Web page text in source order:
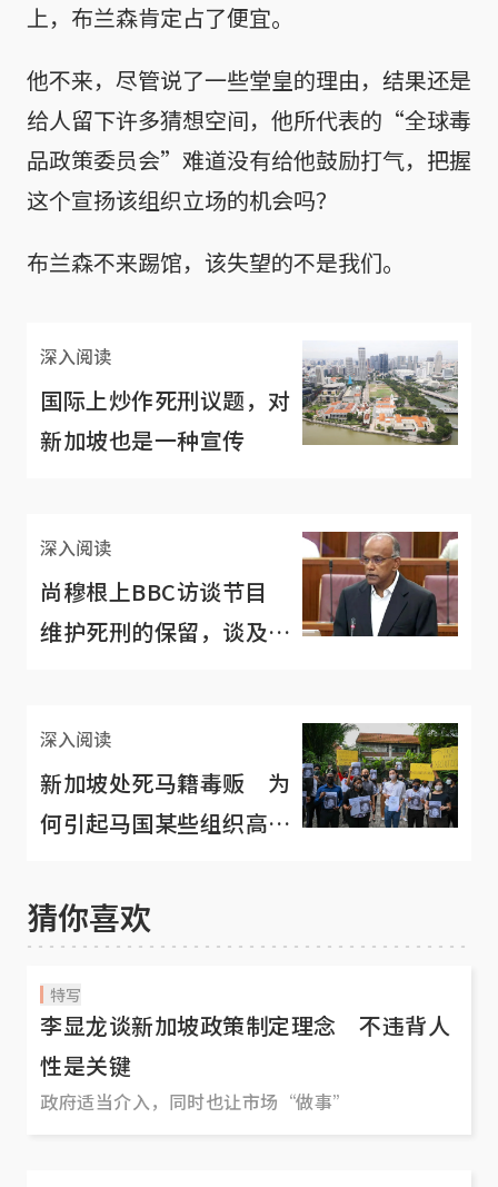
上，布兰森肯定占了便宜。
他不来，尽管说了一些堂皇的理由，结果还是
给人留下许多猜想空间，他所代表的“全球毒
品政策委员会”难道没有给他鼓励打气，把握
这个宣扬该组织立场的机会吗？
布兰森不来踢馆，该失望的不是我们。
深入阅读
国际上炒作死刑议题，对
新加坡也是一种宣传
深入阅读
尚穆根上BBC访谈节目
维护死刑的保留，谈及中
深入阅读
新加坡处死马籍毒贩 为
何引起马国某些组织高度
猜你喜欢
特写
李显龙谈新加坡政策制定理念 不违背人
性是关键
政府适当介入，同时也让市场“做事”